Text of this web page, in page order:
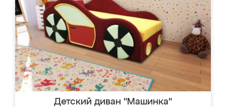
Детский диван "Машинка"